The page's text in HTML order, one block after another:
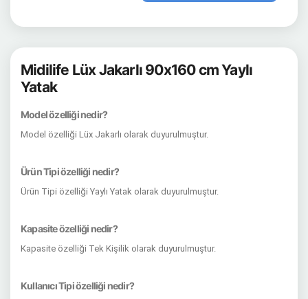
Midilife Lüx Jakarlı 90x160 cm Yaylı
Yatak
Model özelliği nedir?
Model özelliği Lüx Jakarlı olarak duyurulmuştur.
Ürün Tipi özelliği nedir?
Ürün Tipi özelliği Yaylı Yatak olarak duyurulmuştur.
Kapasite özelliği nedir?
Kapasite özelliği Tek Kişilik olarak duyurulmuştur.
Kullanıcı Tipi özelliği nedir?